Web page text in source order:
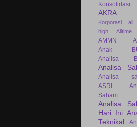
Konsolidasi
AKRA
Korporasi
all
high
AMMN
Anak
Analisa
Analisa
Analisa
ASRI
Saham
Analisa
Hari Ini
Teknikal